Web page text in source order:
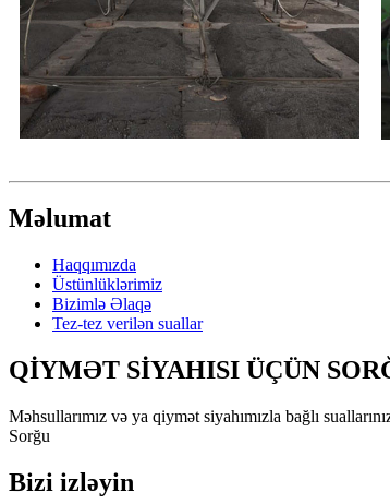
Məlumat
Haqqımızda
Üstünlüklərimiz
Bizimlə Əlaqə
Tez-tez verilən suallar
QİYMƏT SİYAHISI ÜÇÜN
Məhsullarımız və ya qiymət siyahımızla bağlı
Sorğu
Bizi izləyin